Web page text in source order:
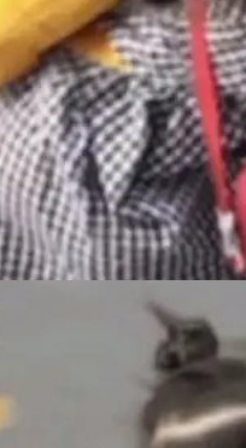
任务可能
冷启动到
一篇博
this wro
聊天记
律师 Gabr
下午 5:53
了封邮
调查前苹
办公
架HUAWE
即可使
提的是，
P
——你写
一句话让
提示：
M
设置 > 搜
此纪
天正式发
代音视频
个特殊之
个名字，
）。 对于
并不陌
世十周
本的名
显示，AI
报》报道
息与商品
理任
的采访里
赛，而